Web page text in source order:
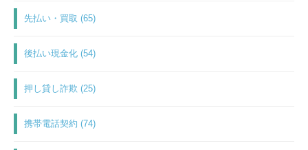
先払い・買取 (65)
後払い現金化 (54)
押し貸し詐欺 (25)
携帯電話契約 (74)